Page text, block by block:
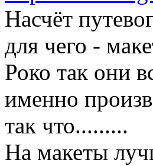
Насчёт
для чего -
Роко так они
именно
так что.........
На макеты